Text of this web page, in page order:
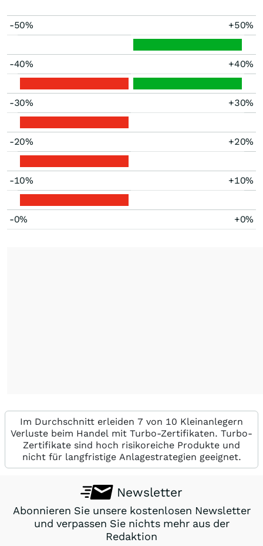
-50% +50%
-40% +40%
-30% +30%
-20% +20%
-10% +10%
-0% +0%
Im Durchschnitt erleiden 7 von 10 Kleinanlegern
Verluste beim Handel mit Turbo-Zertifikaten. Turbo-
Zertifikate sind hoch risikoreiche Produkte und
nicht für langfristige Anlagestrategien geeignet.
Newsletter
Abonnieren Sie unsere kostenlosen Newsletter
und verpassen Sie nichts mehr aus der
Redaktion